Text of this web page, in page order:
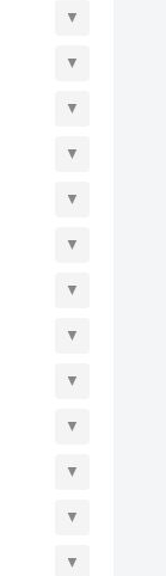
▼
▼
▼
▼
▼
▼
▼
▼
▼
▼
▼
▼
▼